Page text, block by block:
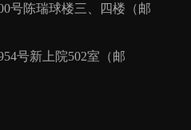
号陈瑞球楼三、四楼（邮
号新上院502室（邮